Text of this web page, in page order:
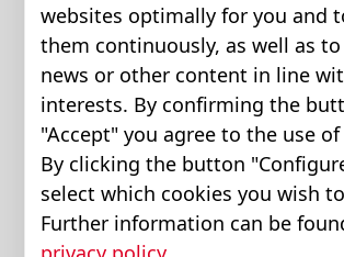
websites optimally for you and
them continuously, as well as
news or other content in line
interests. By confirming the
"Accept" you agree to the use
By clicking the button
select which cookies you wish
Further information can be